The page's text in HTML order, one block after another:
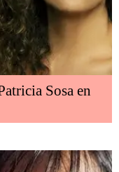
Sosa en